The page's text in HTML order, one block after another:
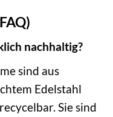
nachhaltig?
sind aus
Edelstahl
Sie sind